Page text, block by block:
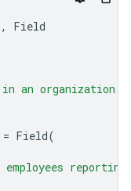
,
Field
in an
= Field(